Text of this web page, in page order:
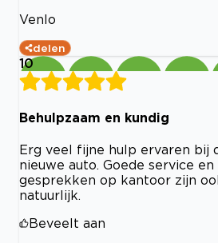
Venlo
delen
10
Behulpzaam en kundig
Erg veel fijne hulp ervaren bij
nieuwe auto. Goede service
gesprekken op kantoor zijn
natuurlijk.
Beveelt aan